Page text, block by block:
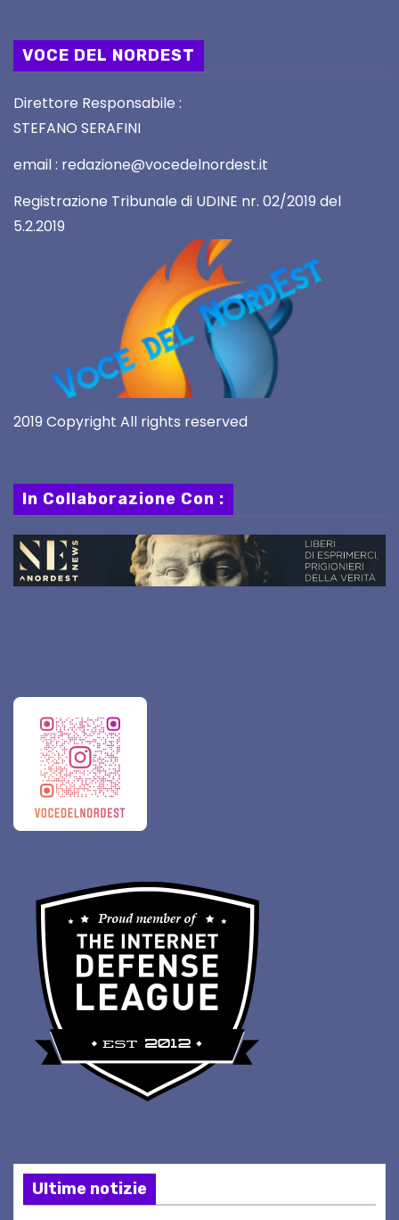
VOCE DEL NORDEST
Direttore Responsabile :
STEFANO SERAFINI
email : redazione@vocedelnordest.it
Registrazione Tribunale di UDINE nr. 02/2019 del
5.2.2019
2019 Copyright All rights reserved
In Collaborazione Con :
Ultime notizie